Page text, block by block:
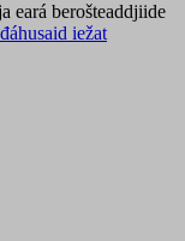
eará berošteaddjiide
iežat